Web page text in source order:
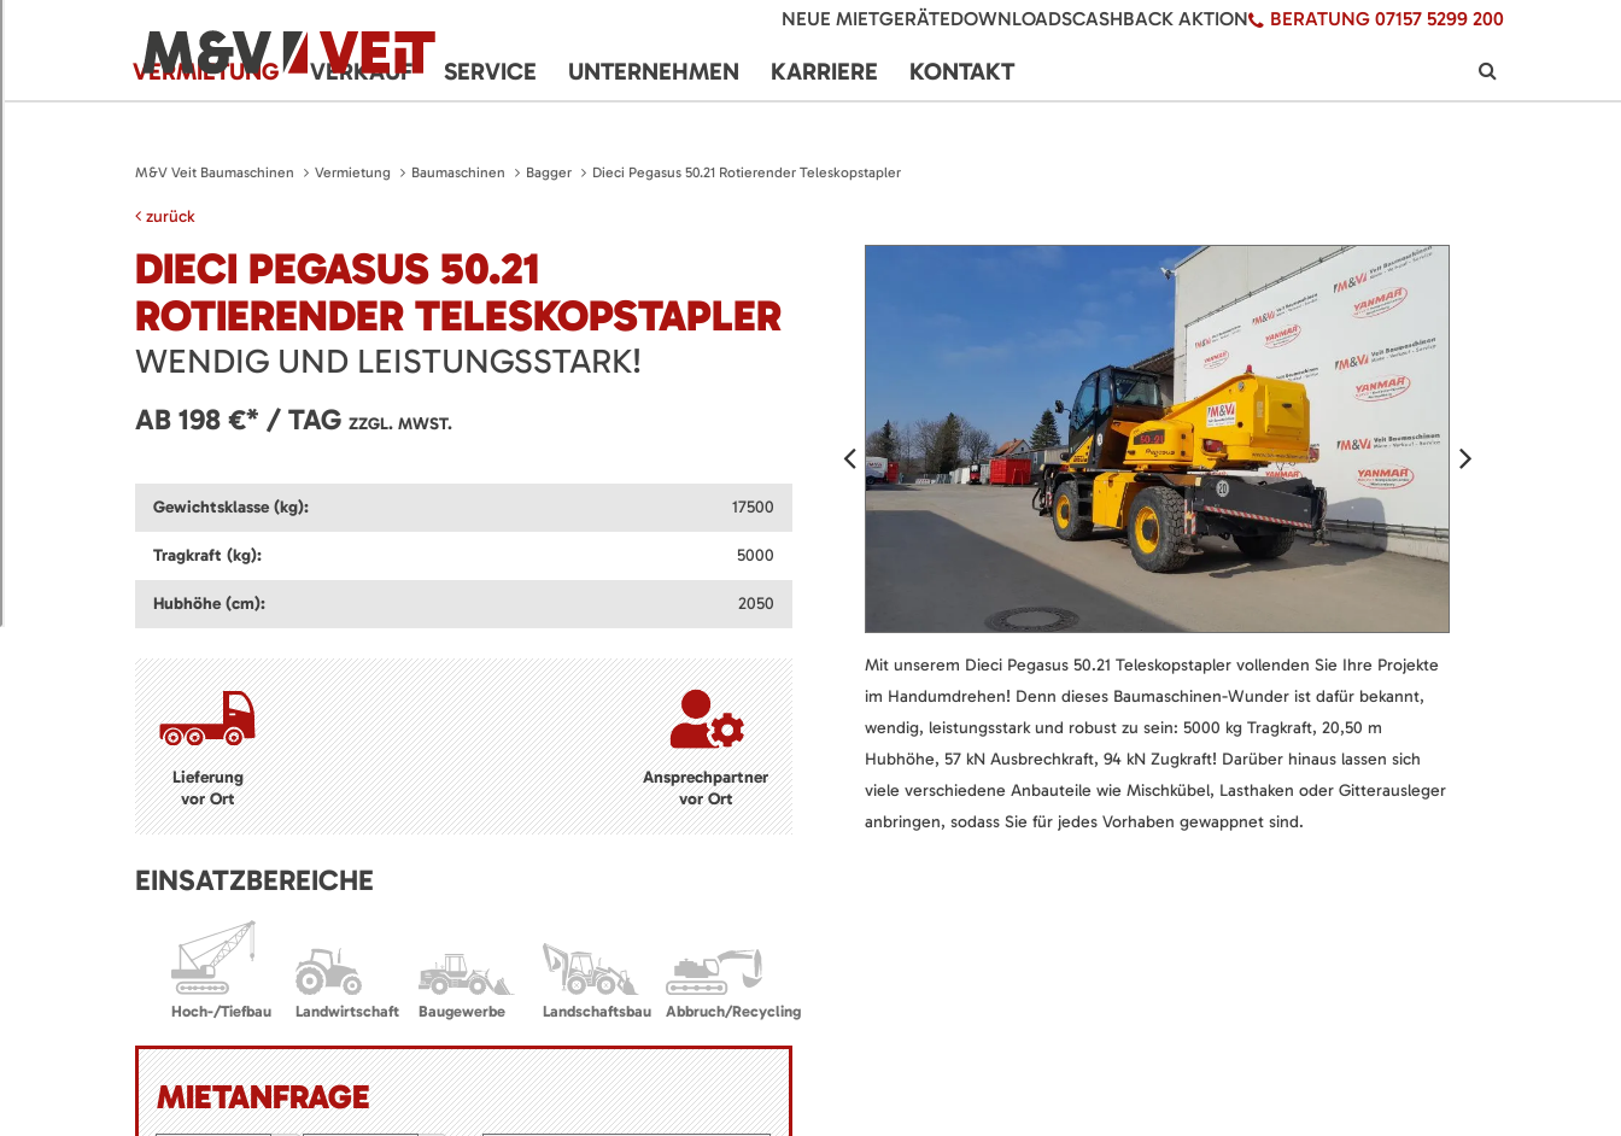
NEUE MIETGERÄTEDOWNLOADSCASHBACK AKTION BERATUNG 07157 5299 200
VERMIETUNG VERKAUF SERVICE UNTERNEHMEN KARRIERE KONTAKT
M&V Veit Baumaschinen Vermietung Baumaschinen Bagger Dieci Pegasus 50.21 Rotierender Teleskopstapler
zurück
DIECI PEGASUS 50.21
ROTIERENDER TELESKOPSTAPLER
WENDIG UND LEISTUNGSSTARK!
AB 198 €* / TAG ZZGL. MWST.
Gewichtsklasse (kg): 17500
Tragkraft (kg): 5000
Hubhöhe (cm): 2050
Lieferung
vor Ort
Ansprechpartner
vor Ort
EINSATZBEREICHE
Hoch-/Tiefbau Landwirtschaft Baugewerbe Landschaftsbau Abbruch/Recycling
MIETANFRAGE
Mit unserem Dieci Pegasus 50.21 Teleskopstapler vollenden Sie Ihre Projekte
im Handumdrehen! Denn dieses Baumaschinen-Wunder ist dafür bekannt,
wendig, leistungsstark und robust zu sein: 5000 kg Tragkraft, 20,50 m
Hubhöhe, 57 kN Ausbrechkraft, 94 kN Zugkraft! Darüber hinaus lassen sich
viele verschiedene Anbauteile wie Mischkübel, Lasthaken oder Gitterausleger
anbringen, sodass Sie für jedes Vorhaben gewappnet sind.